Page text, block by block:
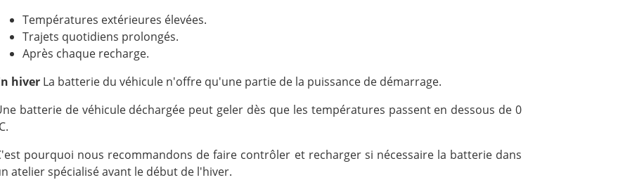
Températures extérieures élevées.
Trajets quotidiens prolongés.
Après chaque recharge.
hiver La batterie du véhicule n'offre qu'une partie de la puissance de démarrage.
batterie de véhicule déchargée peut geler dès que les températures passent en dessous de 0
pourquoi nous recommandons de faire contrôler et recharger si nécessaire la batterie dans
atelier spécialisé avant le début de l'hiver.